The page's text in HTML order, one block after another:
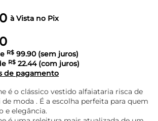
à Vista no Pix
R$ 99.90(sem juros)
R$ 22.44(com juros)
de pagamento
é o clássico vestido alfaiataria risca de
moda . É a escolha perfeita para quem
e elegância.